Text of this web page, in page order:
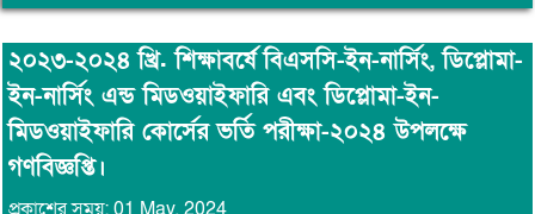
২০২৩-২০২৪ খ্রি. শিক্ষাবর্ষে বিএসসি-ইন-নার্সিং, ডিপ্লোমা-
ইন-নার্সিং এন্ড মিডওয়াইফারি এবং ডিপ্লোমা-ইন-
মিডওয়াইফারি কোর্সের ভর্তি পরীক্ষা-২০২৪ উপলক্ষে
গণবিজ্ঞপ্তি।